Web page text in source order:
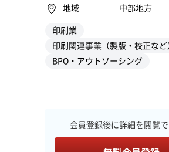
地域 中部地方
印刷業
印刷関連事業（製版・校正など
BPO・アウトソーシング
会員登録後に詳細を閲覧